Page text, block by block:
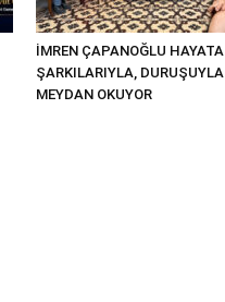
İMREN ÇAPANOĞLU HAYATA
ŞARKILARIYLA, DURUŞUYLA
MEYDAN OKUYOR